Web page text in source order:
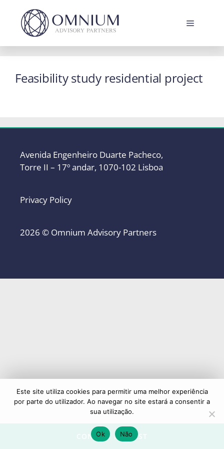
content
Menu
CONTACT REQUEST
Feasibility study residential project
Avenida Engenheiro Duarte Pacheco,
Torre II – 17º andar, 1070-102 Lisboa
Privacy Policy
2026 © Omnium Advisory Partners
Este site utiliza cookies para permitir uma melhor experiência
por parte do utilizador. Ao navegar no site estará a consentir a
sua utilização.
Ok Não